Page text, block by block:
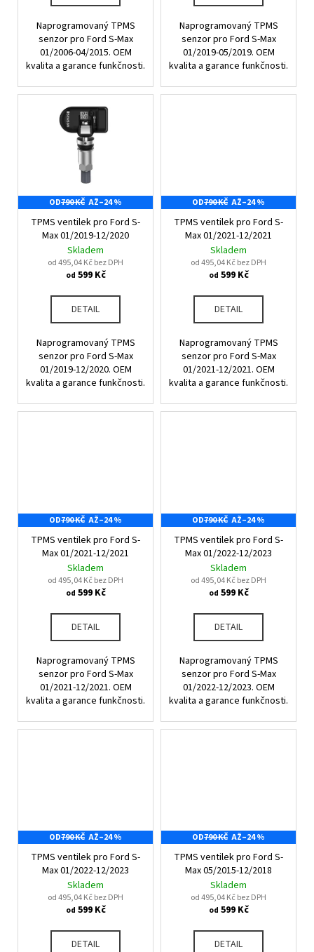
Naprogramovaný TPMS
senzor pro Ford S-Max
01/2006-04/2015. OEM
kvalita a garance funkčnosti.
Naprogramovaný TPMS
senzor pro Ford S-Max
01/2019-05/2019. OEM
kvalita a garance funkčnosti.
OD790 KČ AŽ–24 %
TPMS ventilek pro Ford S-
Max 01/2019-12/2020
Skladem
od 495,04 Kč bez DPH
od 599 Kč
DETAIL
Naprogramovaný TPMS
senzor pro Ford S-Max
01/2019-12/2020. OEM
kvalita a garance funkčnosti.
OD790 KČ AŽ–24 %
TPMS ventilek pro Ford S-
Max 01/2021-12/2021
Skladem
od 495,04 Kč bez DPH
od 599 Kč
DETAIL
Naprogramovaný TPMS
senzor pro Ford S-Max
01/2021-12/2021. OEM
kvalita a garance funkčnosti.
OD790 KČ AŽ–24 %
TPMS ventilek pro Ford S-
Max 01/2021-12/2021
Skladem
od 495,04 Kč bez DPH
od 599 Kč
DETAIL
Naprogramovaný TPMS
senzor pro Ford S-Max
01/2021-12/2021. OEM
kvalita a garance funkčnosti.
OD790 KČ AŽ–24 %
TPMS ventilek pro Ford S-
Max 01/2022-12/2023
Skladem
od 495,04 Kč bez DPH
od 599 Kč
DETAIL
Naprogramovaný TPMS
senzor pro Ford S-Max
01/2022-12/2023. OEM
kvalita a garance funkčnosti.
OD790 KČ AŽ–24 %
TPMS ventilek pro Ford S-
Max 01/2022-12/2023
Skladem
od 495,04 Kč bez DPH
od 599 Kč
DETAIL
OD790 KČ AŽ–24 %
TPMS ventilek pro Ford S-
Max 05/2015-12/2018
Skladem
od 495,04 Kč bez DPH
od 599 Kč
DETAIL
HLEDAT
u
č